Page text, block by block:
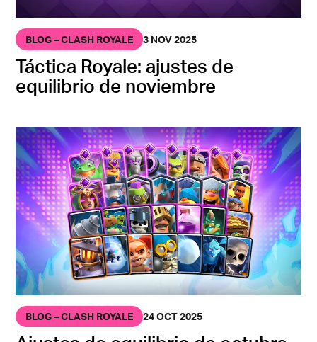
BLOG – CLASH ROYALE 3 NOV 2025
Táctica Royale: ajustes de
equilibrio de noviembre
BLOG – CLASH ROYALE 24 OCT 2025